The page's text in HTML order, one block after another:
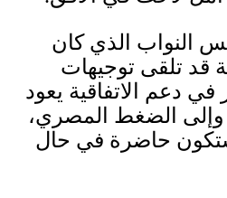
النواب الذي كان
قد تلقى توجيهات
في دعم الاتفاقية يعود
الضغط المصري،
ستكون حاضرة في حال